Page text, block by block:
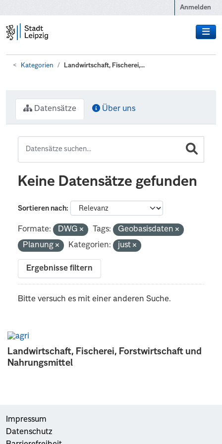
Anmelden
Kategorien Landwirtschaft, Fischerei,...
Landwirtschaft, Fischerei, Forstwirtschaft und
Nahrungsmittel
Datensätze Über uns
Keine Datensätze gefunden
Sortieren nach
Formate: DWG Tags:
Geobasisdaten
Planung
Kategorien: just
Ergebnisse filtern
Bitte versuch es mit einer anderen Suche.
Impressum
Datenschutz